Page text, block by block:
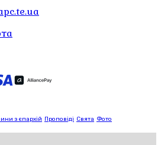
з єпархій Проповіді Свята Фото